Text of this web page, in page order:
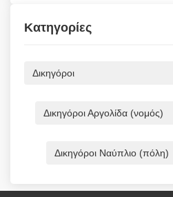
Κατηγορίες
Δικηγόροι
Δικηγόροι Αργολίδα (νομός)
Δικηγόροι Ναύπλιο (πόλη)